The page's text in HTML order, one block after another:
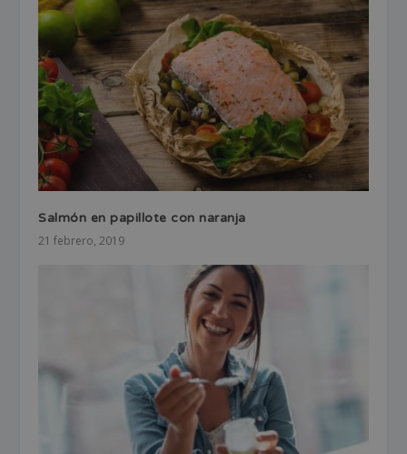
Salmón en papillote con naranja
21 febrero, 2019